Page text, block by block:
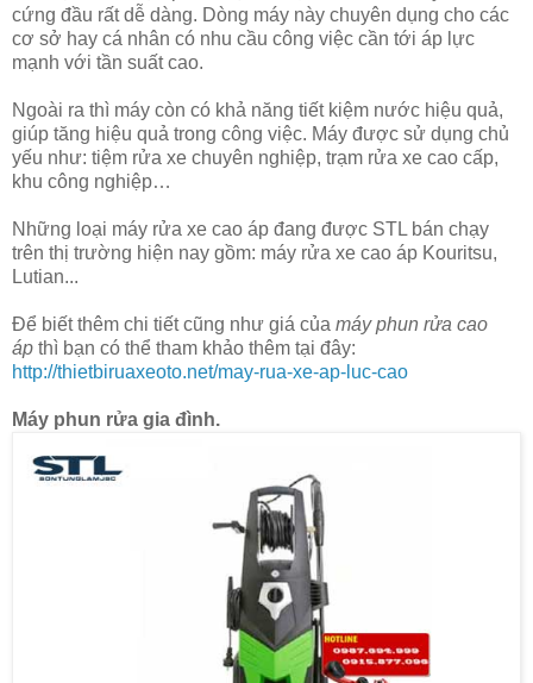
cứng đầu rất dễ dàng. Dòng máy này chuyên dụng cho các
cơ sở hay cá nhân có nhu cầu công việc cần tới áp lực
mạnh với tần suất cao.
Ngoài ra thì máy còn có khả năng tiết kiệm nước hiệu quả,
giúp tăng hiệu quả trong công việc. Máy được sử dụng chủ
yếu như: tiệm rửa xe chuyên nghiệp, trạm rửa xe cao cấp,
khu công nghiệp…
Những loại máy rửa xe cao áp đang được STL bán chạy
trên thị trường hiện nay gồm: máy rửa xe cao áp Kouritsu,
Lutian...
Để biết thêm chi tiết cũng như giá của máy phun rửa cao
áp thì bạn có thể tham khảo thêm tại đây:
http://thietbiruaxeoto.net/may-rua-xe-ap-luc-cao
Máy phun rửa gia đình.